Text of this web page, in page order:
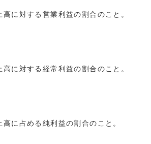
高に対する営業利益の割合のこと。
高に対する経常利益の割合のこと。
高に占める純利益の割合のこと。